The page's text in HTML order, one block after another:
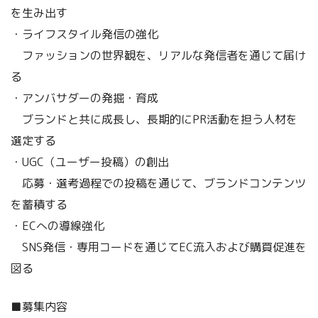
を生み出す
・ライフスタイル発信の強化
ファッションの世界観を、リアルな発信者を通じて届け
る
・アンバサダーの発掘・育成
ブランドと共に成長し、長期的にPR活動を担う人材を
選定する
・UGC（ユーザー投稿）の創出
応募・選考過程での投稿を通じて、ブランドコンテンツ
を蓄積する
・ECへの導線強化
SNS発信・専用コードを通じてEC流入および購買促進を
図る
■募集内容